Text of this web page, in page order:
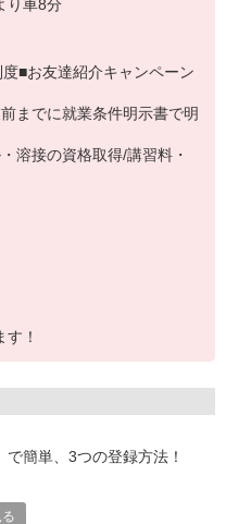
り車8分
■お友達紹介キャンペーン
までに就業条件明示書で明
溶接の資格取得/講習料・
！
簡単、3つの登録方法！